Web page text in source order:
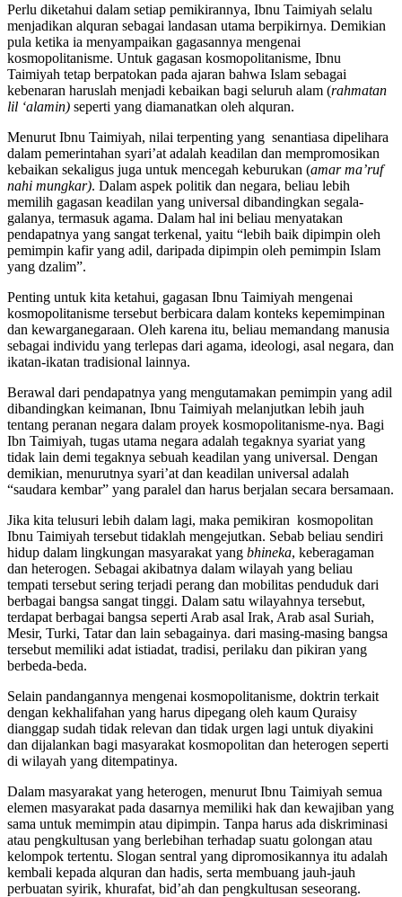
Perlu diketahui dalam setiap pemikirannya, Ibnu Taimiyah selalu
menjadikan alquran sebagai landasan utama berpikirnya. Demikian
pula ketika ia menyampaikan gagasannya mengenai
kosmopolitanisme. Untuk gagasan kosmopolitanisme, Ibnu
Taimiyah tetap berpatokan pada ajaran bahwa Islam sebagai
kebenaran haruslah menjadi kebaikan bagi seluruh alam (rahmatan
lil ‘alamin) seperti yang diamanatkan oleh alquran.
Menurut Ibnu Taimiyah, nilai terpenting yang senantiasa dipelihara
dalam pemerintahan syari’at adalah keadilan dan mempromosikan
kebaikan sekaligus juga untuk mencegah keburukan (amar ma’ruf
nahi mungkar). Dalam aspek politik dan negara, beliau lebih
memilih gagasan keadilan yang universal dibandingkan segala-
galanya, termasuk agama. Dalam hal ini beliau menyatakan
pendapatnya yang sangat terkenal, yaitu “lebih baik dipimpin oleh
pemimpin kafir yang adil, daripada dipimpin oleh pemimpin Islam
yang dzalim”.
Penting untuk kita ketahui, gagasan Ibnu Taimiyah mengenai
kosmopolitanisme tersebut berbicara dalam konteks kepemimpinan
dan kewarganegaraan. Oleh karena itu, beliau memandang manusia
sebagai individu yang terlepas dari agama, ideologi, asal negara, dan
ikatan-ikatan tradisional lainnya.
Berawal dari pendapatnya yang mengutamakan pemimpin yang adil
dibandingkan keimanan, Ibnu Taimiyah melanjutkan lebih jauh
tentang peranan negara dalam proyek kosmopolitanisme-nya. Bagi
Ibn Taimiyah, tugas utama negara adalah tegaknya syariat yang
tidak lain demi tegaknya sebuah keadilan yang universal. Dengan
demikian, menurutnya syari’at dan keadilan universal adalah
“saudara kembar” yang paralel dan harus berjalan secara bersamaan.
Jika kita telusuri lebih dalam lagi, maka pemikiran kosmopolitan
Ibnu Taimiyah tersebut tidaklah mengejutkan. Sebab beliau sendiri
hidup dalam lingkungan masyarakat yang bhineka, keberagaman
dan heterogen. Sebagai akibatnya dalam wilayah yang beliau
tempati tersebut sering terjadi perang dan mobilitas penduduk dari
berbagai bangsa sangat tinggi. Dalam satu wilayahnya tersebut,
terdapat berbagai bangsa seperti Arab asal Irak, Arab asal Suriah,
Mesir, Turki, Tatar dan lain sebagainya. dari masing-masing bangsa
tersebut memiliki adat istiadat, tradisi, perilaku dan pikiran yang
berbeda-beda.
Selain pandangannya mengenai kosmopolitanisme, doktrin terkait
dengan kekhalifahan yang harus dipegang oleh kaum Quraisy
dianggap sudah tidak relevan dan tidak urgen lagi untuk diyakini
dan dijalankan bagi masyarakat kosmopolitan dan heterogen seperti
di wilayah yang ditempatinya.
Dalam masyarakat yang heterogen, menurut Ibnu Taimiyah semua
elemen masyarakat pada dasarnya memiliki hak dan kewajiban yang
sama untuk memimpin atau dipimpin. Tanpa harus ada diskriminasi
atau pengkultusan yang berlebihan terhadap suatu golongan atau
kelompok tertentu. Slogan sentral yang dipromosikannya itu adalah
kembali kepada alquran dan hadis, serta membuang jauh-jauh
perbuatan syirik, khurafat, bid’ah dan pengkultusan seseorang.